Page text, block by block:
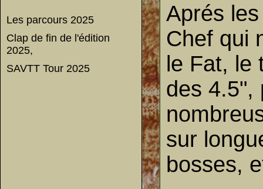
Les parcours 2025
Clap de fin de l'édition
2025,
SAVTT Tour 2025
Aprés
Chef qui
le Fat, le
des 4.5",
sur
bosses,